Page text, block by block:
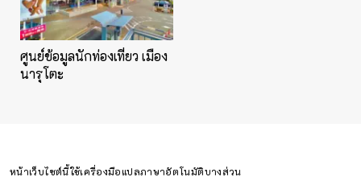
ศูนย์ข้อมูลนักท่องเที่ยว เมือง
นารุโตะ
หน้าเว็บไซต์นี้ใช้เครื่องมือแปลภาษาอัตโนมัติบางส่วน